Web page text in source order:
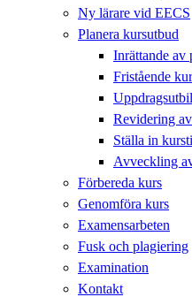
Ny lärare vid EECS
Planera kursutbud
Inrättande av
Fristående
Revidering
Ställa in
Avveckling
Förbereda kurs
Genomföra kurs
Examensarbeten
Fusk och plagiering
Examination
Kontakt